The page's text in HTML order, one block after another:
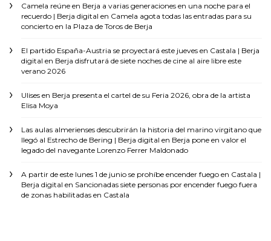
Camela reúne en Berja a varias generaciones en una noche para el
recuerdo | Berja digital en Camela agota todas las entradas para su
concierto en la Plaza de Toros de Berja
El partido España-Austria se proyectará este jueves en Castala | Berja
digital en Berja disfrutará de siete noches de cine al aire libre este
verano 2026
Ulises en Berja presenta el cartel de su Feria 2026, obra de la artista
Elisa Moya
Las aulas almerienses descubrirán la historia del marino virgitano que
llegó al Estrecho de Bering | Berja digital en Berja pone en valor el
legado del navegante Lorenzo Ferrer Maldonado
A partir de este lunes 1 de junio se prohíbe encender fuego en Castala |
Berja digital en Sancionadas siete personas por encender fuego fuera
de zonas habilitadas en Castala